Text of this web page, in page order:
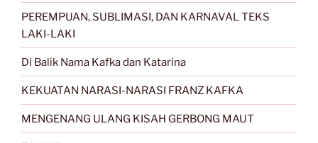
PEREMPUAN, SUBLIMASI, DAN KARNAVAL TEKS
LAKI-LAKI
Di Balik Nama Kafka dan Katarina
KEKUATAN NARASI-NARASI FRANZ KAFKA
MENGENANG ULANG KISAH GERBONG MAUT